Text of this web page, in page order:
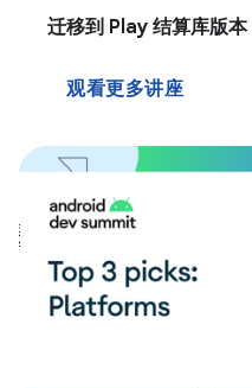
迁移到 Play 结算库版本
观看更多讲座